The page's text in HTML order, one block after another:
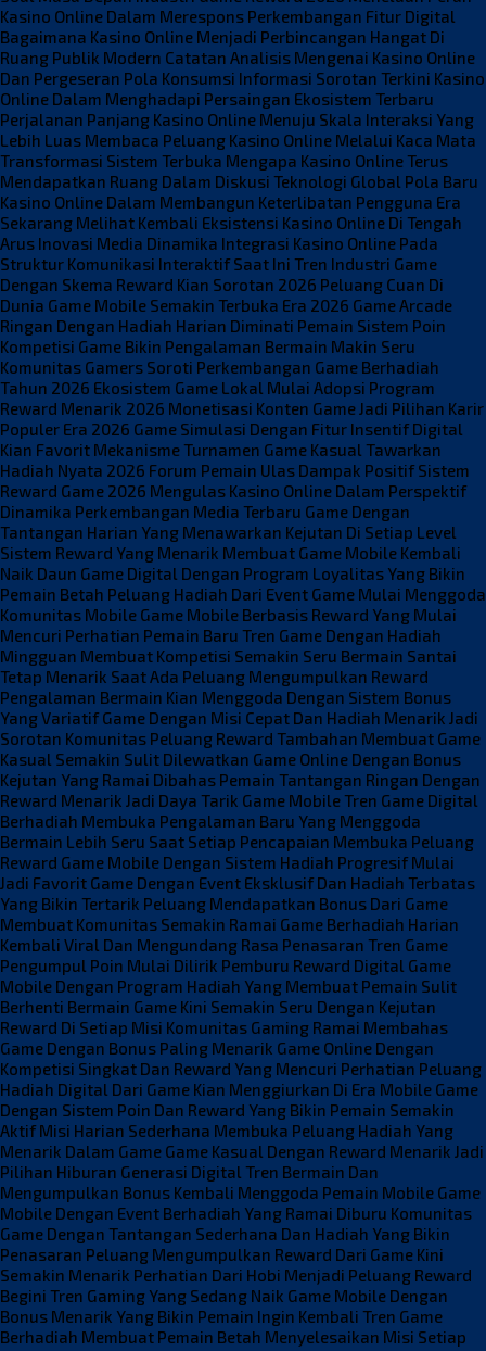
Kasino Online Dalam Merespons Perkembangan Fitur Digital
Bagaimana Kasino Online Menjadi Perbincangan Hangat Di
Ruang Publik Modern Catatan Analisis Mengenai Kasino Online
Dan Pergeseran Pola Konsumsi Informasi Sorotan Terkini Kasino
Online Dalam Menghadapi Persaingan Ekosistem Terbaru
Perjalanan Panjang Kasino Online Menuju Skala Interaksi Yang
Lebih Luas Membaca Peluang Kasino Online Melalui Kaca Mata
Transformasi Sistem Terbuka Mengapa Kasino Online Terus
Mendapatkan Ruang Dalam Diskusi Teknologi Global Pola Baru
Kasino Online Dalam Membangun Keterlibatan Pengguna Era
Sekarang Melihat Kembali Eksistensi Kasino Online Di Tengah
Arus Inovasi Media Dinamika Integrasi Kasino Online Pada
Struktur Komunikasi Interaktif Saat Ini Tren Industri Game
Dengan Skema Reward Kian Sorotan 2026 Peluang Cuan Di
Dunia Game Mobile Semakin Terbuka Era 2026 Game Arcade
Ringan Dengan Hadiah Harian Diminati Pemain Sistem Poin
Kompetisi Game Bikin Pengalaman Bermain Makin Seru
Komunitas Gamers Soroti Perkembangan Game Berhadiah
Tahun 2026 Ekosistem Game Lokal Mulai Adopsi Program
Reward Menarik 2026 Monetisasi Konten Game Jadi Pilihan Karir
Populer Era 2026 Game Simulasi Dengan Fitur Insentif Digital
Kian Favorit Mekanisme Turnamen Game Kasual Tawarkan
Hadiah Nyata 2026 Forum Pemain Ulas Dampak Positif Sistem
Reward Game 2026 Mengulas Kasino Online Dalam Perspektif
Dinamika Perkembangan Media Terbaru Game Dengan
Tantangan Harian Yang Menawarkan Kejutan Di Setiap Level
Sistem Reward Yang Menarik Membuat Game Mobile Kembali
Naik Daun Game Digital Dengan Program Loyalitas Yang Bikin
Pemain Betah Peluang Hadiah Dari Event Game Mulai Menggoda
Komunitas Mobile Game Mobile Berbasis Reward Yang Mulai
Mencuri Perhatian Pemain Baru Tren Game Dengan Hadiah
Mingguan Membuat Kompetisi Semakin Seru Bermain Santai
Tetap Menarik Saat Ada Peluang Mengumpulkan Reward
Pengalaman Bermain Kian Menggoda Dengan Sistem Bonus
Yang Variatif Game Dengan Misi Cepat Dan Hadiah Menarik Jadi
Sorotan Komunitas Peluang Reward Tambahan Membuat Game
Kasual Semakin Sulit Dilewatkan Game Online Dengan Bonus
Kejutan Yang Ramai Dibahas Pemain Tantangan Ringan Dengan
Reward Menarik Jadi Daya Tarik Game MobileTren Game Digital
Berhadiah Membuka Pengalaman Baru Yang Menggoda
Bermain Lebih Seru Saat Setiap Pencapaian Membuka Peluang
Reward Game Mobile Dengan Sistem Hadiah Progresif Mulai
Jadi Favorit Game Dengan Event Eksklusif Dan Hadiah Terbatas
Yang Bikin Tertarik Peluang Mendapatkan Bonus Dari Game
Membuat Komunitas Semakin Ramai Game Berhadiah Harian
Kembali Viral Dan Mengundang Rasa Penasaran Tren Game
Pengumpul Poin Mulai Dilirik Pemburu Reward Digital Game
Mobile Dengan Program Hadiah Yang Membuat Pemain Sulit
Berhenti Bermain Game Kini Semakin Seru Dengan Kejutan
Reward Di Setiap Misi Komunitas Gaming Ramai Membahas
Game Dengan Bonus Paling Menarik Game Online Dengan
Kompetisi Singkat Dan Reward Yang Mencuri Perhatian Peluang
Hadiah Digital Dari Game Kian Menggiurkan Di Era Mobile Game
Dengan Sistem Poin Dan Reward Yang Bikin Pemain Semakin
Aktif Misi Harian Sederhana Membuka Peluang Hadiah Yang
Menarik Dalam Game Game Kasual Dengan Reward Menarik Jadi
Pilihan Hiburan Generasi Digital Tren Bermain Dan
Mengumpulkan Bonus Kembali Menggoda Pemain Mobile Game
Mobile Dengan Event Berhadiah Yang Ramai Diburu Komunitas
Game Dengan Tantangan Sederhana Dan Hadiah Yang Bikin
Penasaran Peluang Mengumpulkan Reward Dari Game Kini
Semakin Menarik Perhatian Dari Hobi Menjadi Peluang Reward
Begini Tren Gaming Yang Sedang Naik Game Mobile Dengan
Bonus Menarik Yang Bikin Pemain Ingin Kembali Tren Game
Berhadiah Membuat Pemain Betah Menyelesaikan Misi Setiap